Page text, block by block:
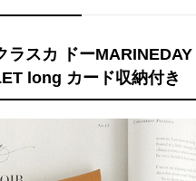
ラスカ ドーMARINEDAY
long カード収納付き